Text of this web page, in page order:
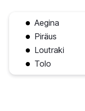
Aegina
Piräus
Loutraki
Tolo